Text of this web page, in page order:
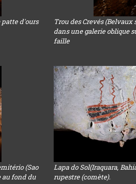
patte d'ours
Trou des Crevés (Belvaux
dans une galerie oblique
faille
(Sao
au fond du
Lapa do Sol(Iraquara,
rupestre (comète).